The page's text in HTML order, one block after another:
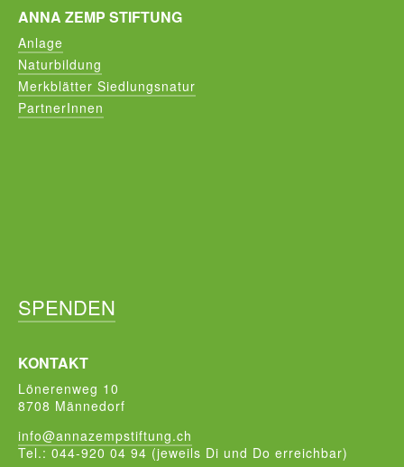
ANNA ZEMP STIFTUNG
Anlage
Naturbildung
Merkblätter Siedlungsnatur
PartnerInnen
SPENDEN
KONTAKT
Lönerenweg 10
8708 Männedorf
info@annazempstiftung.ch
Tel.: 044-920 04 94 (jeweils Di und Do erreichbar)